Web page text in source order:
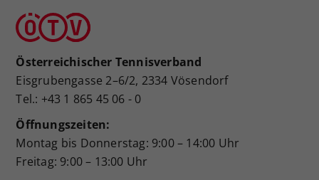
Österreichischer Tennisverband
Eisgrubengasse 2–6/2, 2334 Vösendorf
Tel.: +43 1 865 45 06 - 0
Öffnungszeiten:
Montag bis Donnerstag: 9:00 – 14:00 Uhr
Freitag: 9:00 – 13:00 Uhr